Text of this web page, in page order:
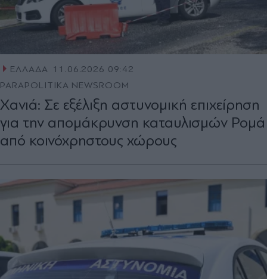
ΕΛΛΑΔΑ 11.06.2026 09:42
PARAPOLITIKA NEWSROOM
Χανιά: Σε εξέλιξη αστυνομική επιχείρηση
για την απομάκρυνση καταυλισμών Ρομά
από κοινόχρηστους χώρους